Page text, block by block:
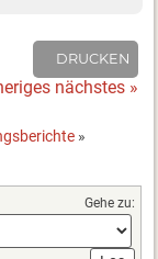
DRUCKEN
nächstes »
»
Gehe zu: